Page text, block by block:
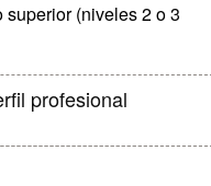
(niveles 2 o 3